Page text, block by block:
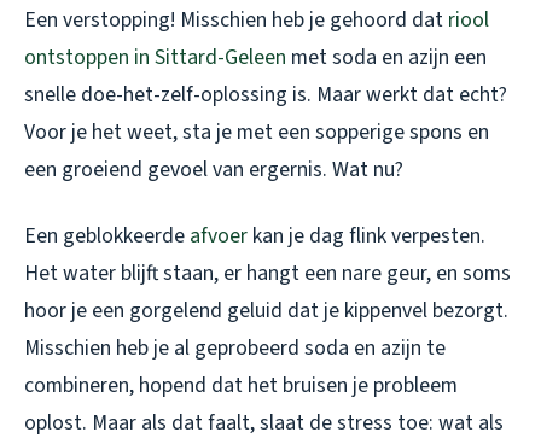
Een verstopping! Misschien heb je gehoord dat riool
ontstoppen in Sittard-Geleen met soda en azijn een
snelle doe-het-zelf-oplossing is. Maar werkt dat echt?
Voor je het weet, sta je met een sopperige spons en
een groeiend gevoel van ergernis. Wat nu?
Een geblokkeerde afvoer kan je dag flink verpesten.
Het water blijft staan, er hangt een nare geur, en soms
hoor je een gorgelend geluid dat je kippenvel bezorgt.
Misschien heb je al geprobeerd soda en azijn te
combineren, hopend dat het bruisen je probleem
oplost. Maar als dat faalt, slaat de stress toe: wat als